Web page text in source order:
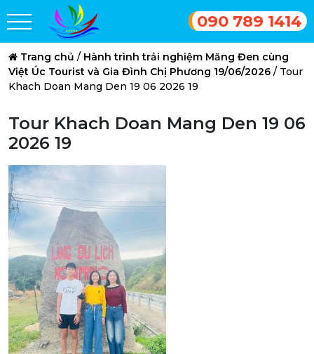
090 789 1414
Trang chủ / Hành trình trải nghiệm Măng Đen cùng
Việt Úc Tourist và Gia Đình Chị Phương 19/06/2026 / Tour
Khach Doan Mang Den 19 06 2026 19
Tour Khach Doan Mang Den 19 06
2026 19